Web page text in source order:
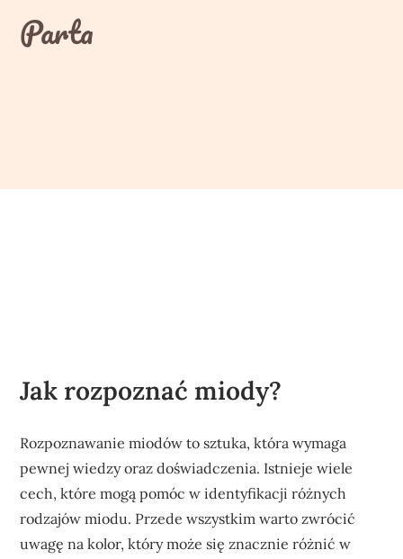
contentParta
Jak rozpoznać miody?
Rozpoznawanie miodów to sztuka, która wymaga
pewnej wiedzy oraz doświadczenia. Istnieje wiele
cech, które mogą pomóc w identyfikacji różnych
rodzajów miodu. Przede wszystkim warto zwrócić
uwagę na kolor, który może się znacznie różnić w